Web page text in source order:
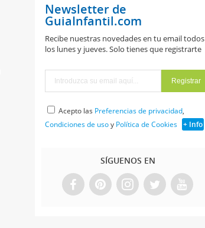
Newsletter de
GuiaInfantil.com
Recibe nuestras novedades en tu email todos
los lunes y jueves. Solo tienes que registrarte
Acepto las Preferencias de privacidad,
Condiciones de usoy Política de Cookies + Info
SÍGUENOS EN